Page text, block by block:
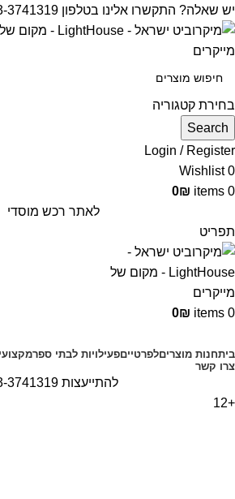
יש שאלה? התקשרו אלינו בטלפון 03-3741319
בחירת קטגוריה
Search
Login / Register
0
Wishlist
0
items
0₪
לאתר רכש מוסדי
תפריט
0
items
0₪
ביתחנות מוצריםלפרטייםפעילויות לבתי ספרמקצועי
צרו קשר
להתייעצות 03-3741319
+12